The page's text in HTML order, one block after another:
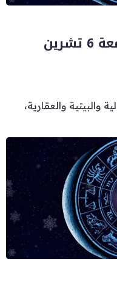
توقعات الأبراج ليوم الجمعة 6 تشرين
والعقارية،